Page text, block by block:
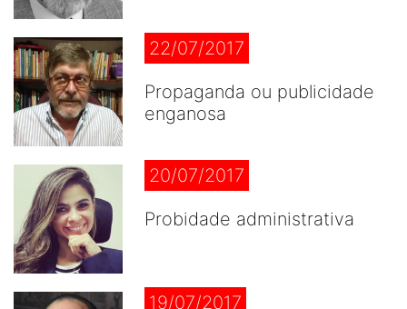
22/07/2017
Propaganda ou publicidade
enganosa
20/07/2017
Probidade administrativa
19/07/2017